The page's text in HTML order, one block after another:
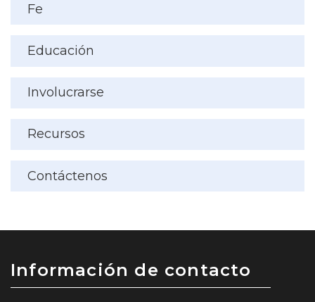
Fe
Educación
Involucrarse
Recursos
Contáctenos
Información de contacto